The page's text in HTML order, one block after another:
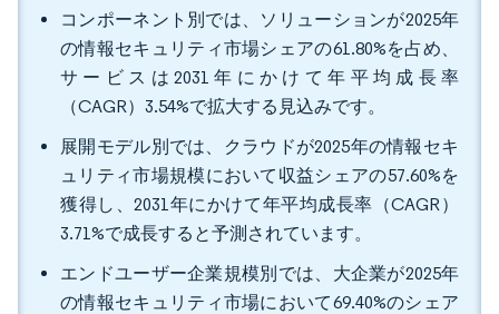
コンポーネント別では、ソリューションが2025年
の情報セキュリティ市場シェアの61.80%を占め、
サービスは2031年にかけて年平均成長率
（CAGR）3.54%で拡大する見込みです。
展開モデル別では、クラウドが2025年の情報セキ
ュリティ市場規模において収益シェアの57.60%を
獲得し、2031年にかけて年平均成長率（CAGR）
3.71%で成長すると予測されています。
エンドユーザー企業規模別では、大企業が2025年
の情報セキュリティ市場において69.40%のシェア